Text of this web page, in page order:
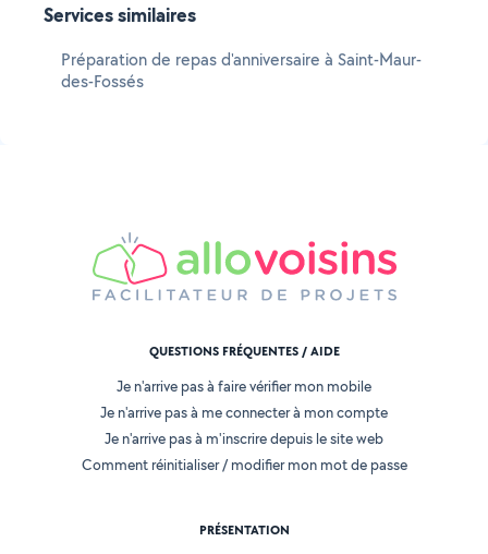
Services similaires
Préparation de repas d'anniversaire à Saint-Maur-
des-Fossés
QUESTIONS FRÉQUENTES / AIDE
Je n'arrive pas à faire vérifier mon mobile
Je n'arrive pas à me connecter à mon compte
Je n'arrive pas à m'inscrire depuis le site web
Comment réinitialiser / modifier mon mot de passe
PRÉSENTATION